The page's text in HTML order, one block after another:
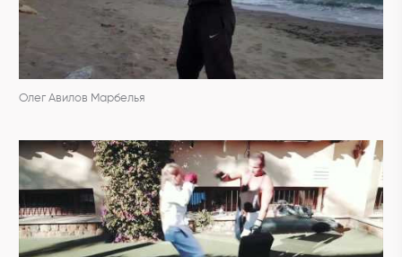
Олег Авилов Марбелья